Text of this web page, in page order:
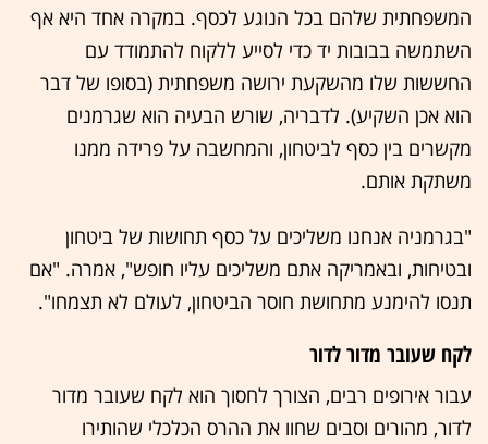
המשפחתית שלהם בכל הנוגע לכסף. במקרה אחד היא אף
השתמשה בבובות יד כדי לסייע ללקוח להתמודד עם
החששות שלו מהשקעת ירושה משפחתית (בסופו של דבר
הוא אכן השקיע). לדבריה, שורש הבעיה הוא שגרמנים
מקשרים בין כסף לביטחון, והמחשבה על פרידה ממנו
משתקת אותם.
"בגרמניה אנחנו משליכים על כסף תחושות של ביטחון
ובטיחות, ובאמריקה אתם משליכים עליו חופש", אמרה. "אם
תנסו להימנע מתחושת חוסר הביטחון, לעולם לא תצמחו".
לקח שעובר מדור לדור
עבור אירופים רבים, הצורך לחסוך הוא לקח שעובר מדור
לדור, מהורים וסבים שחוו את ההרס הכלכלי שהותירו